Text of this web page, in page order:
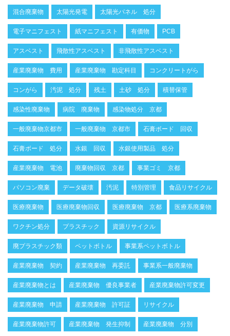
混合廃棄物 太陽光発電 太陽光パネル 処分
電子マニフェスト 紙マニフェスト 有価物 PCB
アスベスト 飛散性アスベスト 非飛散性アスベスト
産業廃棄物 費用 産業廃棄物 勘定科目 コンクリートがら
コンがら 汚泥 処分 残土 土砂 処分 積替保管
感染性廃棄物 病院 廃棄物 感染物処分 京都
一般廃棄物京都市 一般廃棄物 京都市 石膏ボード 回収
石膏ボード 処分 水銀 回収 水銀使用製品 処分
産業廃棄物 電池 廃棄物回収 京都 事業ゴミ 京都
パソコン廃棄 データ破壊 汚泥 特別管理 食品リサイクル
医療廃棄物 医療廃棄物回収 医療廃棄物 京都 医療系廃棄物
ワクチン処分 プラスチック 資源リサイクル
廃プラスチック類 ペットボトル 事業系ペットボトル
産業廃棄物 契約 産業廃棄物 再委託 事業系一般廃棄物
産業廃棄物とは 産業廃棄物 優良事業者 産業廃棄物許可変更
産業廃棄物 申請 産業廃棄物 許可証 リサイクル
産業廃棄物許可 産業廃棄物 発生抑制 産業廃棄物 分別